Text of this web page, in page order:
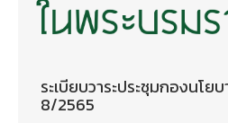
ระเบียบวาระประชุมกองนโย
8/2565